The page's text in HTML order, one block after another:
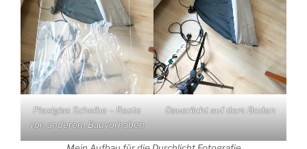
Plexiglas Scheibe – Reste
von anderem Bauvorhaben
Dauerlicht auf dem Boden